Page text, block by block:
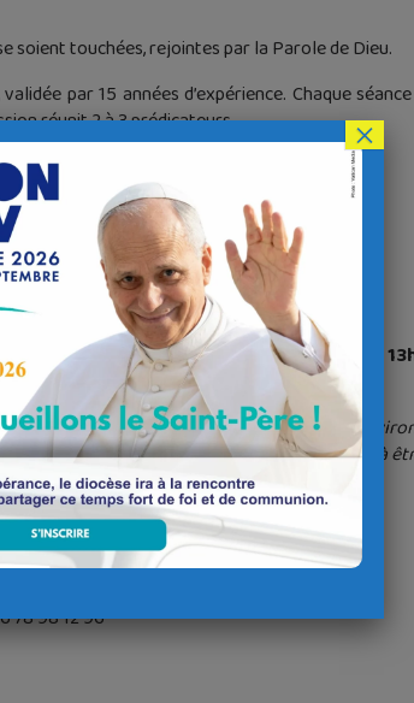
soient touchées, rejointes par la Parole de Dieu.
par 15 années d’expérience. Chaque
réunit 2 à 3 prédicateurs.
et sont articulées en 4 thèmes :
sa conviction
– Les samedis : 22 mars (8h45 –
l’organisation de chaque séance coûte
formation. Il est donc nécessaire de veiller à
78 98 12 96
×